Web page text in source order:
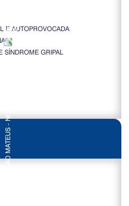
E AUTOPROVOCADA
SÍNDROME GRIPAL